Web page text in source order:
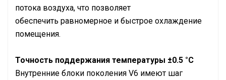
потока воздуха, что позволяет
обеспечить равномерное и быстрое охлаждение
помещения.
Точность поддержания температуры ±0.5 °C
Внутренние блоки поколения V6 имеют шаг